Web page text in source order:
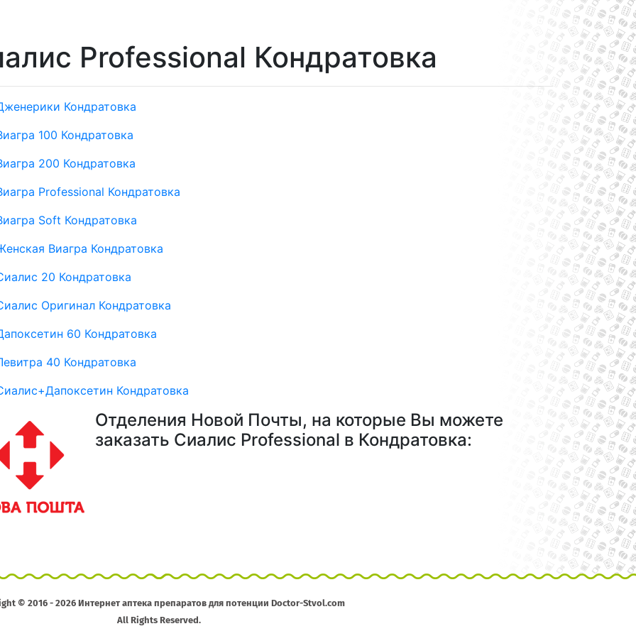
Professional Кондратовка
Кондратовка
100 Кондратовка
200 Кондратовка
Professional Кондратовка
Soft Кондратовка
Виагра Кондратовка
20 Кондратовка
Оригинал Кондратовка
60 Кондратовка
40 Кондратовка
Кондратовка
Отделения Новой Почты, на которые Вы можете
заказать Сиалис Professional в Кондратовка:
© 2016 - 2026 Интернет аптека препаратов для потенции Doctor-Stvol.com
All Rights Reserved.